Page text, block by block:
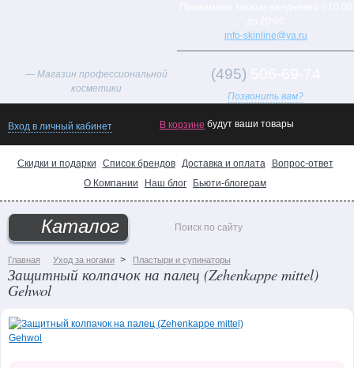
— Магазин профессиональной
косметики
info-skinline@ya.ru
(495)
Позвонить вам?
Вход в личный кабинет В корзине будут ваши товары
Скидки и подарки Список брендов Доставка и оплата
Вопрос-ответ
О Компании
Наш блог Бьюти-блогерам
Товар
Хиты
продаж
Новинки
каталога
Поможем
подарок!
Каталог
Главная Уход за ногами > Пластыри и супинаторы
Защитный колпачок на палец (Zehenkappe mittel)
Gehwol